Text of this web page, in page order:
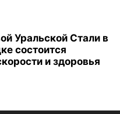
Уральской Стали в
состоится
и здоровья